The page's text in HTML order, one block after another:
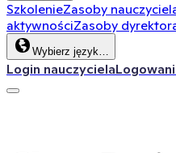
SzkolenieZasoby
aktywnościZasoby
Wybierz język…
Login nauczyciela